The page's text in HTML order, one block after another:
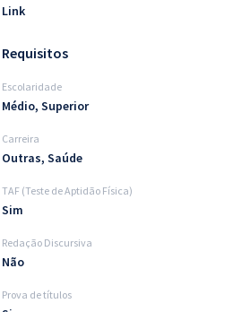
Link
Requisitos
Escolaridade
Médio, Superior
Carreira
Outras, Saúde
TAF (Teste de Aptidão Física)
Sim
Redação Discursiva
Não
Prova de títulos